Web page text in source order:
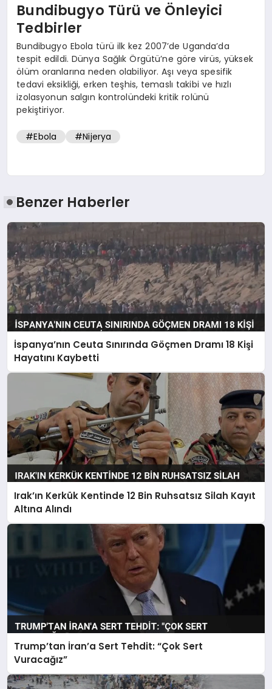
Bundibugyo Türü ve Önleyici
Tedbirler
Bundibugyo Ebola türü ilk kez 2007’de Uganda’da
tespit edildi. Dünya Sağlık Örgütü’ne göre virüs, yüksek
ölüm oranlarına neden olabiliyor. Aşı veya spesifik
tedavi eksikliği, erken teşhis, temaslı takibi ve hızlı
izolasyonun salgın kontrolündeki kritik rolünü
pekiştiriyor.
#Ebola #Nijerya
Benzer Haberler
İspanya’nın Ceuta Sınırında Göçmen Dramı 18 Kişi
Hayatını Kaybetti
Irak’ın Kerkük Kentinde 12 Bin Ruhsatsız Silah Kayıt
Altına Alındı
Trump’tan İran’a Sert Tehdit: “Çok Sert
Vuracağız”